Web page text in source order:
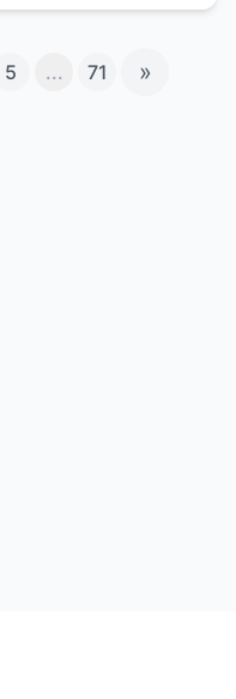
5 ... 71 »